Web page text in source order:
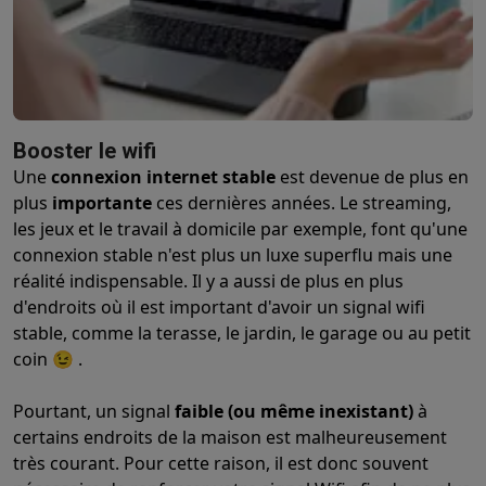
BarbecuesBarbecues électriquesBarbecues au charbon
Boissons froidesMachines à jus
Machines à boissons
Ustensiles de cuisine
Casseroles Balances de cuisine
GaufriersSorbetièresCrêpières
Desserts divers
Ménage & airco
AspirerAspirateursAspirateurs robotsAspirateurs balai
Robots d'entretien Aspirateurs robotsAspirateurs robots laveur
Nettoyer Nettoyeurs de solsNettoyeurs à vapeur Nettoyeurs
Soin du lingeCentrales vapeur Fers à repasser Défroisseurs
Couture Machines à coudre Accessoires
Climatiseurs mobiles Ventilateurs
Traitement de l'air
Purificateurs d'air Humidificateurs
Chauffer
Lavage & séchage
Machines à laverSèche-linge Sets machine
AnimauxDistributeur de croquettes automatique Litière
Beauté & santé
Booster le wifi
Uneconnexion internet stable est devenue de plus en
plus importante ces dernières années. Le streaming,
les jeux et le travail à domicile par exemple, font qu'une
connexion stable n'est plus un luxe superflu mais une
réalité indispensable. Il y a aussi de plus en plus
d'endroits où il est important d'avoir un signal wifi
stable, comme la terasse, le jardin, le garage ou au petit
coin 😉 .
Pourtant, un signal faible (ou même inexistant)à
certains endroits de la maison est malheureusement
très courant. Pour cette raison, il est donc souvent